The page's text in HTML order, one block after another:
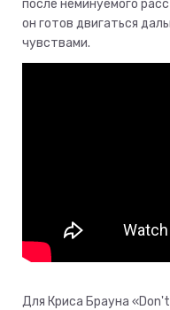
после неминуемого
он готов двигаться
чувствами.
Для Криса Брауна